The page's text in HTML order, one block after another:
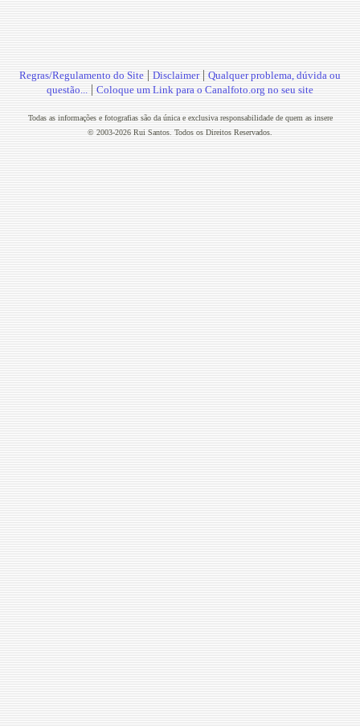
Regras/Regulamento do Site | Disclaimer| Qualquer problema, dúvida ou
questão... | Coloque um Link para o Canalfoto.org no seu site
Todas as informações e fotografias são da única e exclusiva responsabilidade de quem as insere
© 2003-2026 Rui Santos. Todos os Direitos Reservados.